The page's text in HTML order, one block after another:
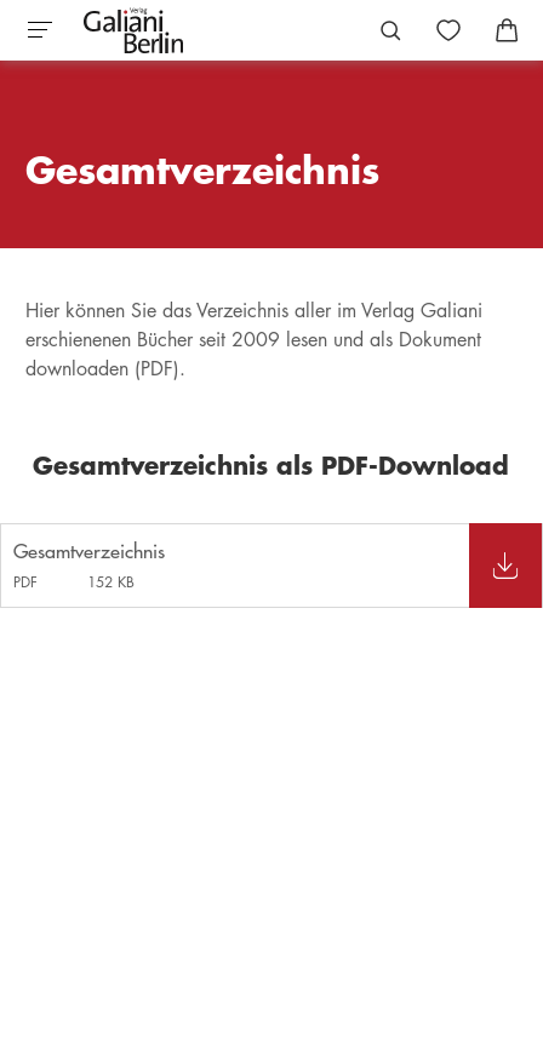
Gesamtverzeichnis
Hier können Sie das Verzeichnis aller im Verlag Galiani
erschienenen Bücher seit 2009 lesen und als Dokument
downloaden (PDF).
Gesamtverzeichnis als PDF-Download
Gesamtverzeichnis
PDF 152 KB